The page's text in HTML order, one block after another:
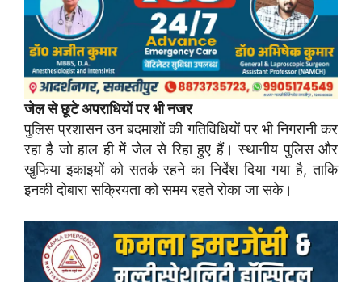
जेल से छूटे अपराधियों पर भी नजर
पुलिस प्रशासन उन बदमाशों की गतिविधियों पर भी निगरानी कर
रहा है जो हाल ही में जेल से रिहा हुए हैं। स्थानीय पुलिस और
खुफिया इकाइयों को सतर्क रहने का निर्देश दिया गया है, ताकि
इनकी दोबारा सक्रियता को समय रहते रोका जा सके।